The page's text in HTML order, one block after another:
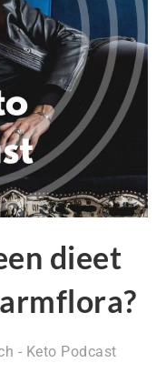
dieet
- Keto Podcast